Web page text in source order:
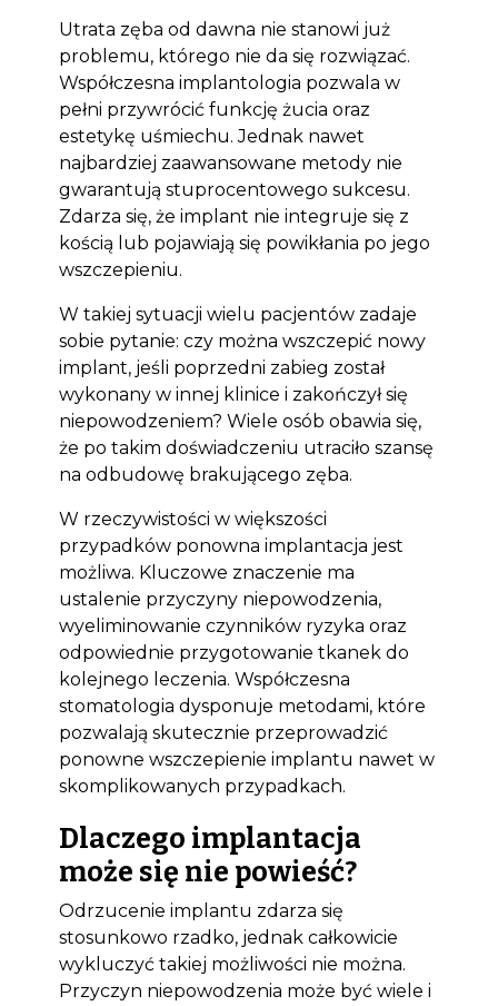
Utrata zęba od dawna nie stanowi już
problemu, którego nie da się rozwiązać.
Współczesna implantologia pozwala w
pełni przywrócić funkcję żucia oraz
estetykę uśmiechu. Jednak nawet
najbardziej zaawansowane metody nie
gwarantują stuprocentowego sukcesu.
Zdarza się, że implant nie integruje się z
kością lub pojawiają się powikłania po jego
wszczepieniu.
W takiej sytuacji wielu pacjentów zadaje
sobie pytanie: czy można wszczepić nowy
implant, jeśli poprzedni zabieg został
wykonany w innej klinice i zakończył się
niepowodzeniem? Wiele osób obawia się,
że po takim doświadczeniu utraciło szansę
na odbudowę brakującego zęba.
W rzeczywistości w większości
przypadków ponowna implantacja jest
możliwa. Kluczowe znaczenie ma
ustalenie przyczyny niepowodzenia,
wyeliminowanie czynników ryzyka oraz
odpowiednie przygotowanie tkanek do
kolejnego leczenia. Współczesna
stomatologia dysponuje metodami, które
pozwalają skutecznie przeprowadzić
ponowne wszczepienie implantu nawet w
skomplikowanych przypadkach.
Dlaczego implantacja
może się nie powieść?
Odrzucenie implantu zdarza się
stosunkowo rzadko, jednak całkowicie
wykluczyć takiej możliwości nie można.
Przyczyn niepowodzenia może być wiele i